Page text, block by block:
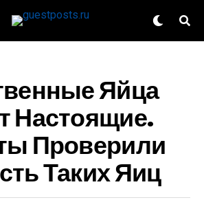
Яйца
Настоящие.
Проверили
Таких Яиц